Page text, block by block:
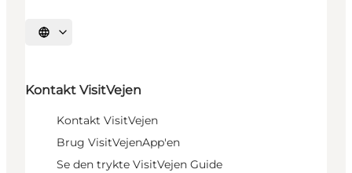
Vælg sprog
Kontakt VisitVejen
Kontakt VisitVejen
Brug VisitVejenApp'en
Se den trykte VisitVejen Guide